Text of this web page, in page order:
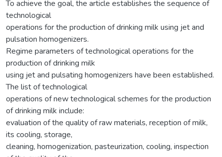
To achieve the goal, the article establishes the sequence of
technological
operations for the production of drinking milk using jet and
pulsation homogenizers.
Regime parameters of technological operations for the
production of drinking milk
using jet and pulsating homogenizers have been established.
The list of technological
operations of new technological schemes for the production
of drinking milk include:
evaluation of the quality of raw materials, reception of milk,
its cooling, storage,
cleaning, homogenization, pasteurization, cooling, inspection